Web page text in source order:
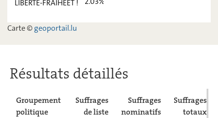
PIRATEN 7,79 -
!
LIBERTÉ-FRÄIHEET !
Carte ©geoportail.lu
Résultats détaillés
Groupement
politique
Suffrages
de liste
Suffrages
nominatifs
Suffrages
totaux